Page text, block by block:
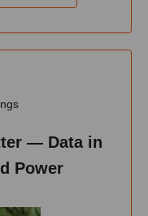
— Data in
Power